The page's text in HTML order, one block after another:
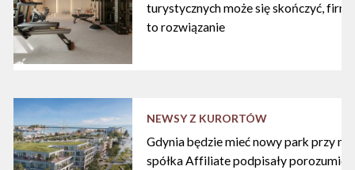
turystycznych może się skończyć,
to rozwiązanie
NEWSY Z KURORTÓW
Gdynia będzie mieć nowy park przy
spółka Affiliate podpisały